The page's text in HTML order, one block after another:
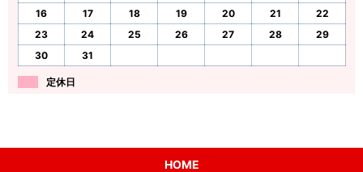
16
17 18 19 20 21
22
23
24 25 26 27 28
29
30
31
定休日
HOME